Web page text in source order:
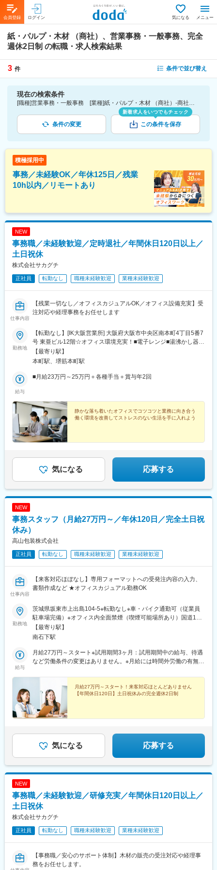
会員登録 ログイン 気になる メニュー
紙・パルプ・木材 （商社）、営業事務・一般事務、完全
週休2日制 の転職・求人検索結果
3 件 条件で並び替え
現在の検索条件
[職種]営業事務・一般事務 [業種]紙・パルプ・木材 （商社）-商社業界 [こだわり条件ピックアップ]完全週休2日制 [詳細条件](休日・働き方)完全週休2日制
条件の変更
新着求人をいつでもチェック
この条件を保存
積極採用中
事務／未経験OK／年休125日／残業
10h以内／リモートあり
NEW
事務職／未経験歓迎／定時退社／年間休日120日以上／
土日祝休
株式会社サカグチ
正社員 転勤なし 職種未経験歓迎 業種未経験歓迎
仕事内容
【残業一切なし／オフィスカジュアルOK／オフィス設備充実】受
注対応や経理事務をお任せします
勤務地
【転勤なし】[IK大阪営業所] 大阪府大阪市中央区南本町4丁目5番7
号 東亜ビル12階☆オフィス環境充実！■電子レンジ■湯沸かし器■
冷蔵庫■鍵付きロッカー など受動喫煙対策あり
【最寄り駅】
本町駅、堺筋本町駅
給与
■月給23万円～25万円＋各種手当＋賞与年2回
静かな落ち着いたオフィスでコツコツと業務に向き合う
働く環境を改善してストレスのない生活を手に入れよう
気になる 応募する
NEW
事務スタッフ（月給27万円～／年休120日／完全土日祝
休み）
高山包装株式会社
正社員 転勤なし 職種未経験歓迎 業種未経験歓迎
仕事内容
【来客対応ほぼなし】専用フォーマットへの受発注内容の入力、
書類作成など ★オフィスカジュアル勤務OK
勤務地
茨城県坂東市上出島104-5※転勤なし※車・バイク通勤可（従業員
駐車場完備）※オフィス内全面禁煙（喫煙可能場所あり）国道125
号沿いに会社があります。埼玉県久喜市から通勤している社員も
います（車で片道約30分）。周辺道路は、通勤時、帰宅時ともに
クセスも良好 ━━━━━茨城県：守谷市、常総市、古河市、下妻
市、つくば市、取手市から車で約20～30分埼玉県：幸手市、春日
県：野田市から車で約30分
【最寄り駅】
南石下駅
給与
月給27万円～スタート※試用期間3ヶ月：試用期間中の給与、待遇
など労働条件の変更はありません。※月給には時間外労働の有無に
ています（超過分は追加支給）
月給27万円～スタート！来客対応ほとんどありません
【年間休日120日】土日祝休みの完全週休2日制
気になる 応募する
NEW
事務職／未経験歓迎／研修充実／年間休日120日以上／
土日祝休
株式会社サカグチ
正社員 転勤なし 職種未経験歓迎 業種未経験歓迎
【事務職／安心のサポート体制】木材の販売の受注対応や経理事
務をお任せします。